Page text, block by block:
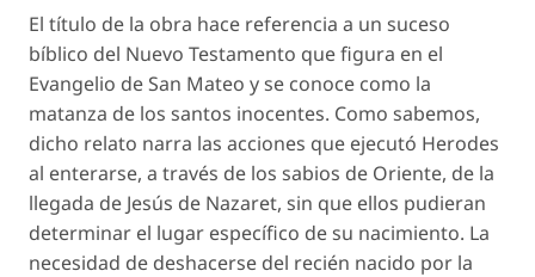
El título de la obra hace referencia a un suceso
bíblico del Nuevo Testamento que figura en el
Evangelio de San Mateo y se conoce como la
matanza de los santos inocentes. Como sabemos,
dicho relato narra las acciones que ejecutó Herodes
al enterarse, a través de los sabios de Oriente, de la
llegada de Jesús de Nazaret, sin que ellos pudieran
determinar el lugar específico de su nacimiento. La
necesidad de deshacerse del recién nacido por la